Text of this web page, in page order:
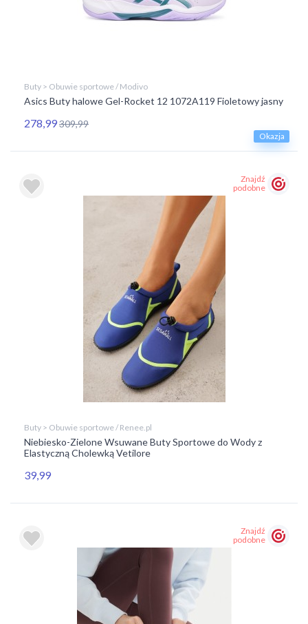
Okazja
Buty > Obuwie sportowe / Modivo
Asics Buty halowe Gel-Rocket 12 1072A119 Fioletowy jasny
278,99309,99
Znajdź
podobne
Buty > Obuwie sportowe / Renee.pl
Niebiesko-Zielone Wsuwane Buty Sportowe do Wody z
Elastyczną Cholewką Vetilore
39,99
Znajdź
podobne